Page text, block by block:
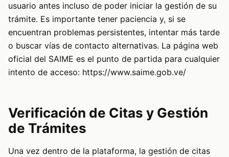
usuario antes incluso de poder iniciar la gestión de su
trámite. Es importante tener paciencia y, si se
encuentran problemas persistentes, intentar más tarde
o buscar vías de contacto alternativas. La página web
oficial del SAIME es el punto de partida para cualquier
intento de acceso: https://www.saime.gob.ve/
Verificación de Citas y Gestión
de Trámites
Una vez dentro de la plataforma, la gestión de citas